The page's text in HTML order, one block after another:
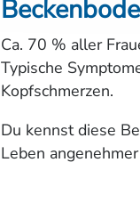
Ca. 70 % aller
Typische
Kopfschmerzen.
Du kennst diese
Leben